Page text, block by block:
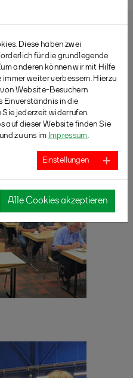
Diese haben zwei
für die grundlegende
anderen können wir mit Hilfe
weiter verbessern. Hierzu
Website-Besuchern
Einverständnis in die
jederzeit widerrufen.
auf dieser Website finden Sie
und zu uns im Impressum.
Einstellungen
Alle Cookies akzeptieren